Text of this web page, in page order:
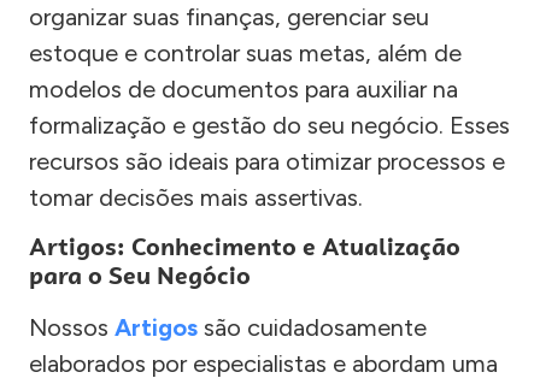
organizar suas finanças, gerenciar seu
estoque e controlar suas metas, além de
modelos de documentos para auxiliar na
formalização e gestão do seu negócio. Esses
recursos são ideais para otimizar processos e
tomar decisões mais assertivas.
Artigos: Conhecimento e Atualização
para o Seu Negócio
Nossos Artigos são cuidadosamente
elaborados por especialistas e abordam uma